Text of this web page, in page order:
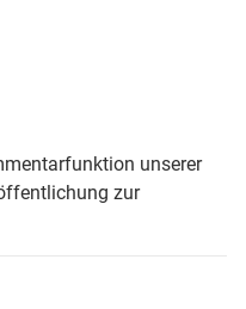
unserer
zur